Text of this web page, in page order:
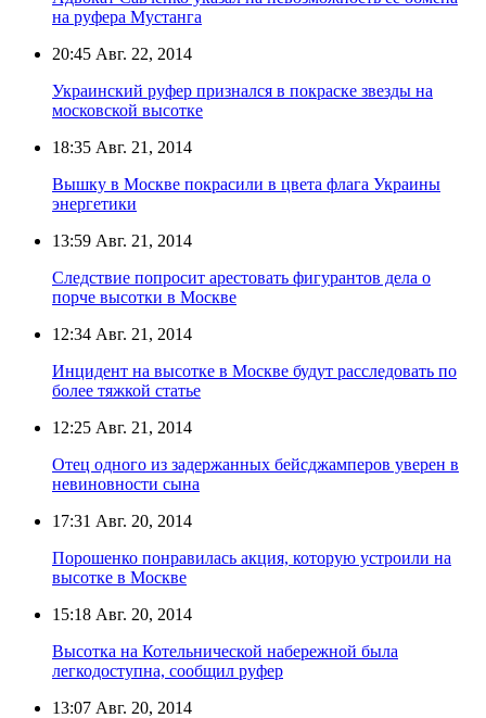
на руфера Мустанга
20:45 Авг. 22, 2014
Украинский руфер признался в покраске звезды на
московской высотке
18:35 Авг. 21, 2014
Вышку в Москве покрасили в цвета флага Украины
энергетики
13:59 Авг. 21, 2014
Следствие попросит арестовать фигурантов дела о
порче высотки в Москве
12:34 Авг. 21, 2014
Инцидент на высотке в Москве будут расследовать по
более тяжкой статье
12:25 Авг. 21, 2014
Отец одного из задержанных бейсджамперов уверен в
невиновности сына
17:31 Авг. 20, 2014
Порошенко понравилась акция, которую устроили на
высотке в Москве
15:18 Авг. 20, 2014
Высотка на Котельнической набережной была
легкодоступна, сообщил руфер
13:07 Авг. 20, 2014